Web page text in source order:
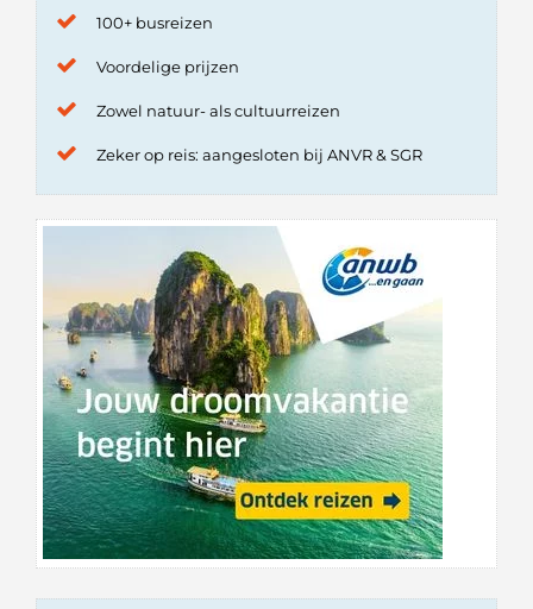
100+ busreizen
Voordelige prijzen
Zowel natuur- als cultuurreizen
Zeker op reis: aangesloten bij ANVR & SGR